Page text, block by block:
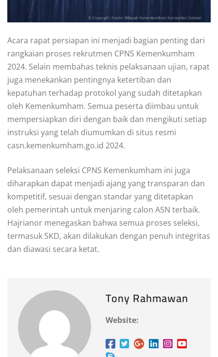
Acara rapat persiapan ini menjadi bagian penting dari
rangkaian proses rekrutmen CPNS Kemenkumham
2024. Selain membahas teknis pelaksanaan ujian, rapat
juga menekankan pentingnya ketertiban dan
kepatuhan terhadap protokol yang sudah ditetapkan
oleh Kemenkumham. Semua peserta diimbau untuk
mempersiapkan diri dengan baik dan mengikuti setiap
instruksi yang telah diumumkan di situs resmi
casn.kemenkumham.go.id 2024.
Pelaksanaan seleksi CPNS Kemenkumham ini juga
diharapkan dapat menjadi ajang yang transparan dan
kompetitif, sesuai dengan standar yang ditetapkan
oleh pemerintah untuk menjaring calon ASN terbaik.
Hajrianor menegaskan bahwa semua proses seleksi,
termasuk SKD, akan dilakukan dengan penuh integritas
dan diawasi secara ketat.
Tony Rahmawan
Website: